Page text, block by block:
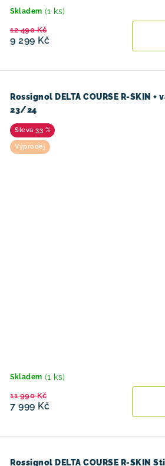
Skladem (1 ks)
9 299 Kč
12 490 Kč
Rossignol DELTA COURSE R-SKIN +
23/24
33 %
Výprodej
Skladem (1 ks)
7 999 Kč
11 990 Kč
Rossignol DELTA COURSE R-SKIN